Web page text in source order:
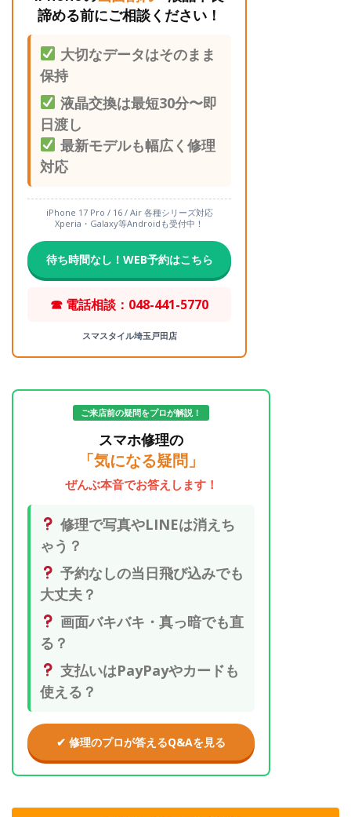
諦める前にご相談ください！
大切なデータはそのまま
保持
液晶交換は最短30分〜即
日渡し
最新モデルも幅広く修理
対応
iPhone 17 Pro / 16 / Air 各種シリーズ対応
Xperia・Galaxy等Androidも受付中！
待ち時間なし！WEB予約はこちら
☎ 電話相談：048-441-5770
スマスタイル埼玉戸田店
ご来店前の疑問をプロが解説！
スマホ修理の
「気になる疑問」
ぜんぶ本音でお答えします！
修理で写真やLINEは消えち
ゃう？
予約なしの当日飛び込みでも
大丈夫？
画面バキバキ・真っ暗でも直
る？
支払いはPayPayやカードも
使える？
✔ 修理のプロが答えるQ&Aを見る